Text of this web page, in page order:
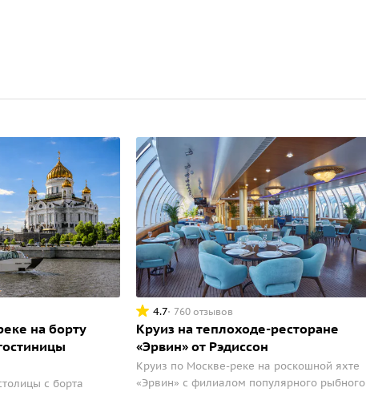
на борту
с борта
4.7 760 отзывов
Круиз на теплоходе-ресторане
«Эрвин» от Рэдиссон
Круиз по Москве-реке на роскошной яхте
«Эрвин» с филиалом популярного рыбного